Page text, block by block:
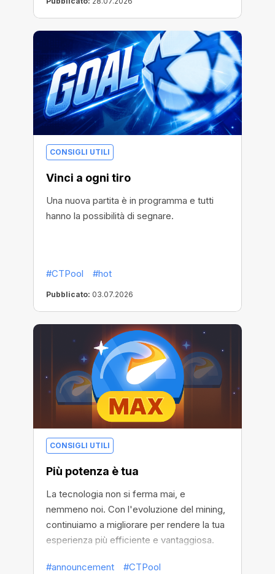
CONSIGLI UTILI
Vinci a ogni tiro
Una nuova partita è in programma e tutti
hanno la possibilità di segnare.
#CTPool #hot
Pubblicato: 03.07.2026
CONSIGLI UTILI
Più potenza è tua
La tecnologia non si ferma mai, e
nemmeno noi. Con l'evoluzione del mining,
continuiamo a migliorare per rendere la tua
esperienza più efficiente e vantaggiosa.
#announcement #CTPool